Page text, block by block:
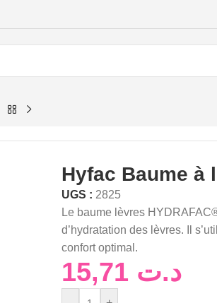
Hyfac Baume à
UGS : 2825
Le baume lèvres
d’hydratation des lèvres. Il
confort optimal.
د.ت